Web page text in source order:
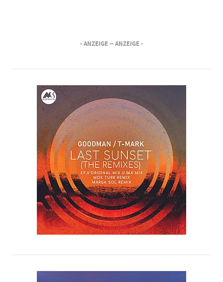
- ANZEIGE -- ANZEIGE -